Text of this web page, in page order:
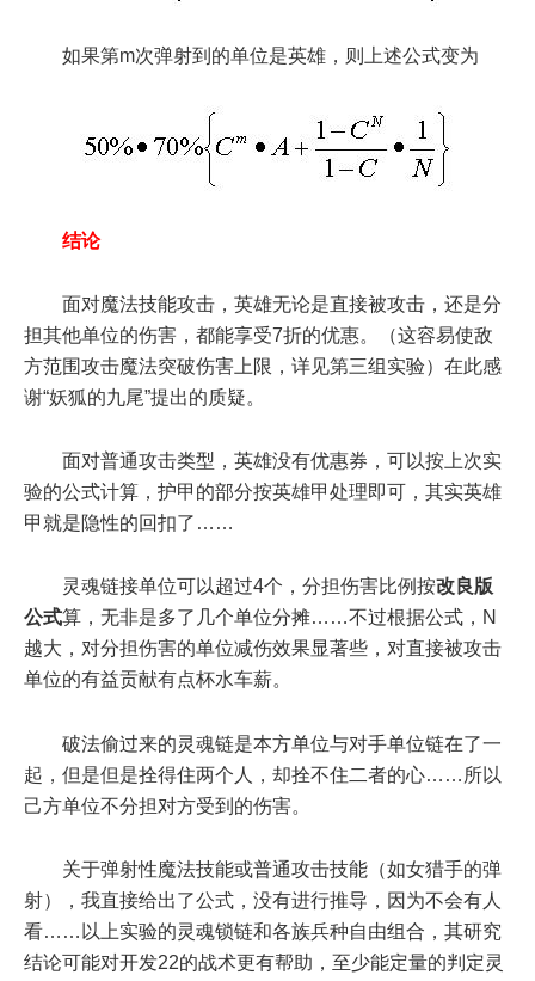
如果第m次弹射到的单位是英雄，则上述公式变为
结论
面对魔法技能攻击，英雄无论是直接被攻击，还是分
担其他单位的伤害，都能享受7折的优惠。（这容易使敌
方范围攻击魔法突破伤害上限，详见第三组实验）在此感
谢“妖狐的九尾”提出的质疑。
面对普通攻击类型，英雄没有优惠券，可以按上次实
验的公式计算，护甲的部分按英雄甲处理即可，其实英雄
甲就是隐性的回扣了……
灵魂链接单位可以超过4个，分担伤害比例按改良版
公式算，无非是多了几个单位分摊……不过根据公式，N
越大，对分担伤害的单位减伤效果显著些，对直接被攻击
单位的有益贡献有点杯水车薪。
破法偷过来的灵魂链是本方单位与对手单位链在了一
起，但是但是拴得住两个人，却拴不住二者的心……所以
己方单位不分担对方受到的伤害。
关于弹射性魔法技能或普通攻击技能（如女猎手的弹
射），我直接给出了公式，没有进行推导，因为不会有人
看……以上实验的灵魂锁链和各族兵种自由组合，其研究
结论可能对开发22的战术更有帮助，至少能定量的判定灵